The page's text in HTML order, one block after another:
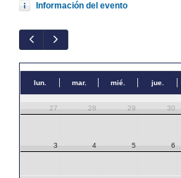
Información del evento
lun. mar. mié. jue.
27 28 29 30
3 4 5 6